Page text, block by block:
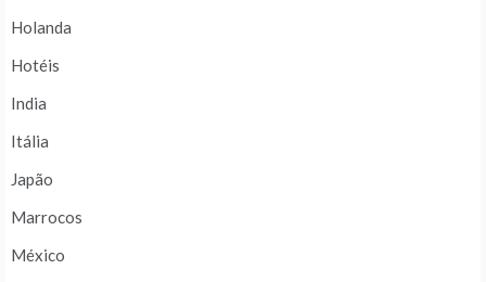
Holanda
Hotéis
India
Itália
Japão
Marrocos
México